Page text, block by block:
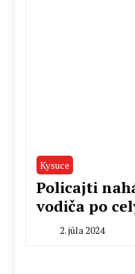
Kysuce
Policajti
vodiča po
2. júla 2024